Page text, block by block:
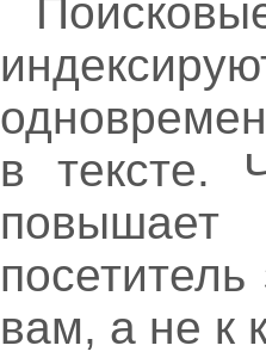
в тексте.
вам, а не к